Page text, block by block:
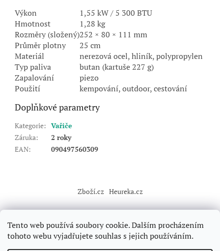
Tento web používá soubory cookie. Dalším procházením
tohoto webu vyjadřujete souhlas s jejich používáním.
Výkon
1,55 kW / 5 300 BTU
Hmotnost
1,28 kg
Rozměry (složený)252 × 80 × 111 mm
Průměr plotny
25 cm
Materiál
nerezová ocel, hliník, polypropylen
Typ paliva
butan (kartuše 227 g)
Zapalování
piezo
Použití
kempování, outdoor, cestování
Doplňkové parametry
Kategorie: Vařiče
Záruka:
2 roky
EAN: 090497560309
a
Zboží.cz Heureka.cz